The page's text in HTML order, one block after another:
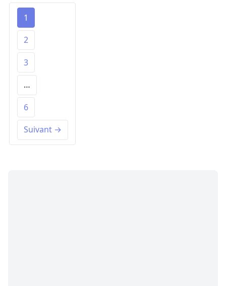
1
2
3
…
6
Suivant →